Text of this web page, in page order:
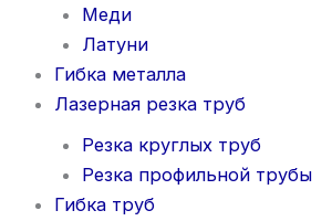
Меди
Латуни
Гибка металла
Лазерная резка труб
Резка круглых труб
Резка профильной трубы
Гибка труб